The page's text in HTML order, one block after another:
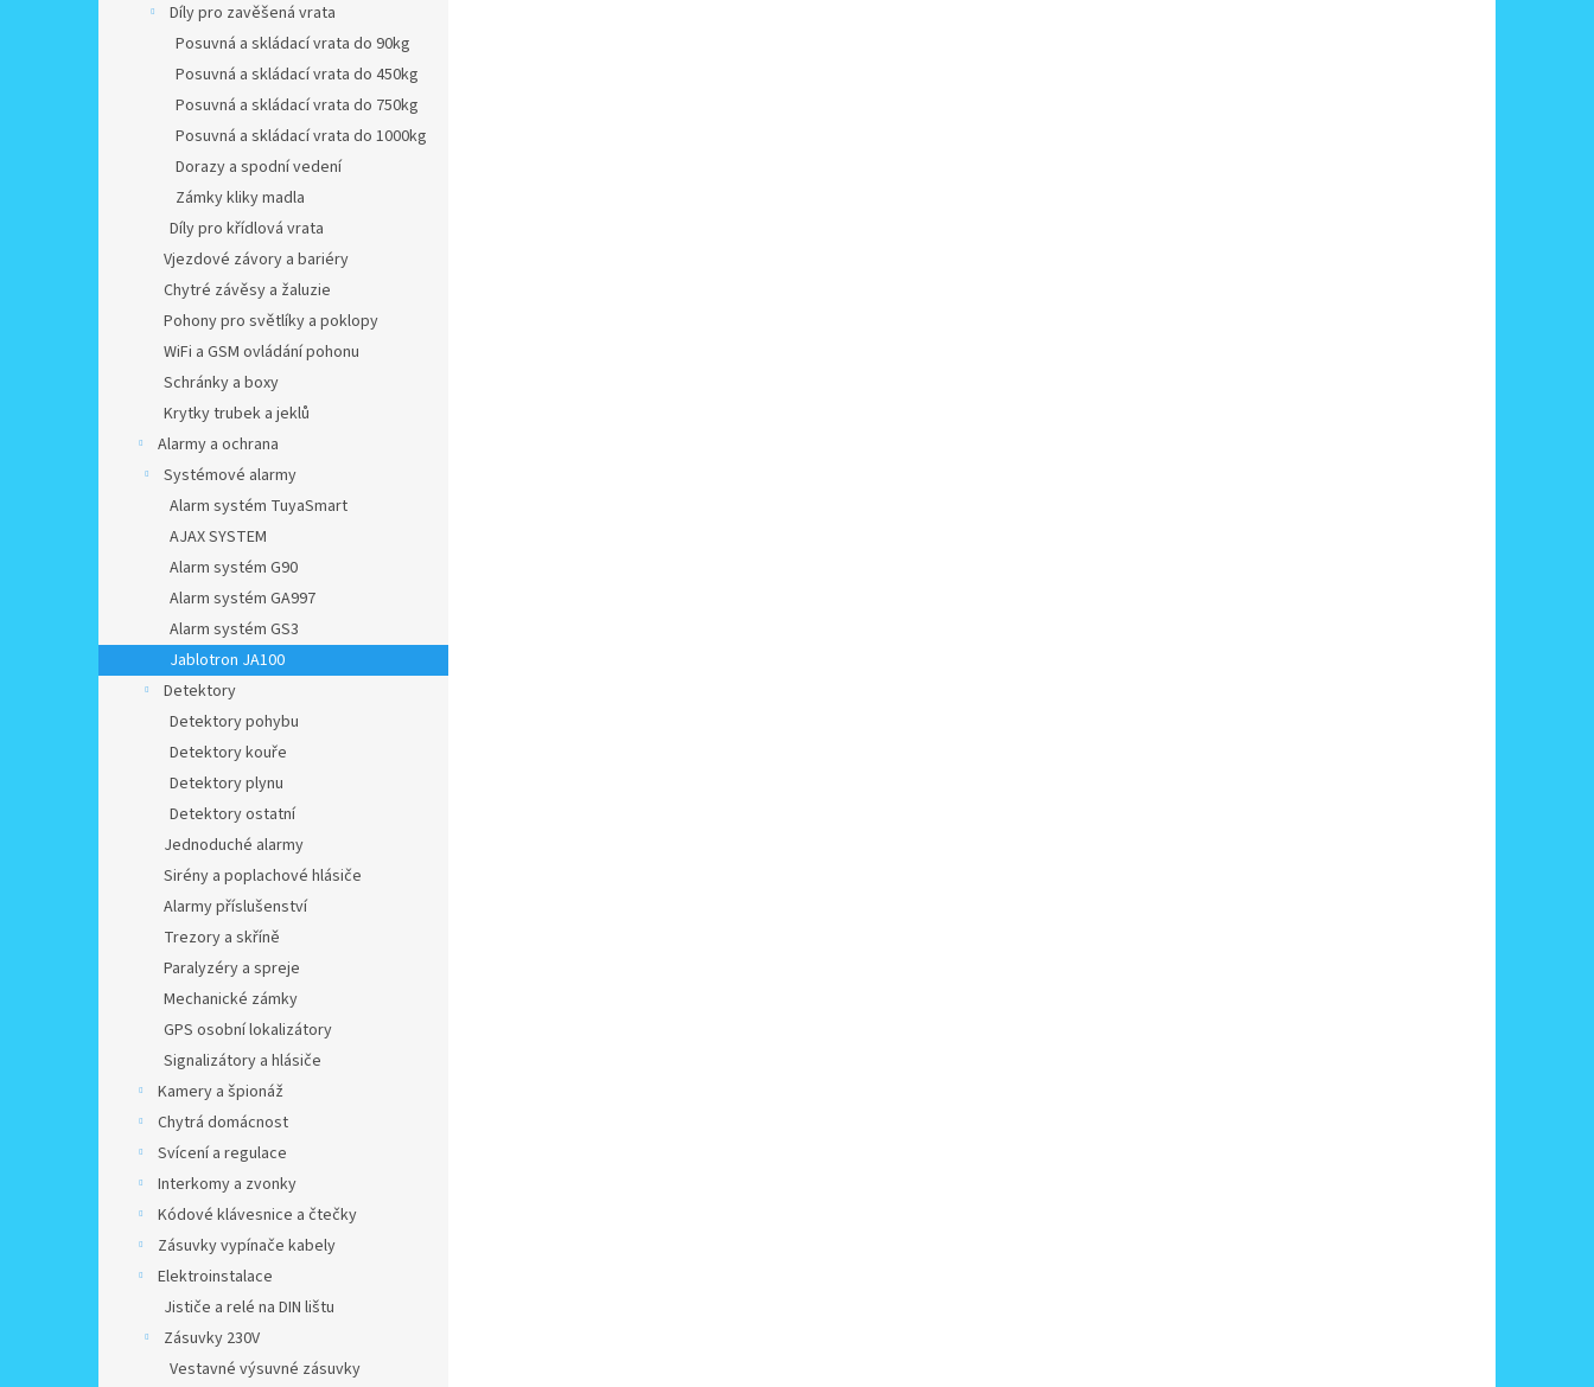
Díly pro zavěšená vrata
Posuvná a skládací vrata do 90kg
Posuvná a skládací vrata do 450kg
Posuvná a skládací vrata do 750kg
Posuvná a skládací vrata do 1000kg
Dorazy a spodní vedení
Zámky kliky madla
Díly pro křídlová vrata
Vjezdové závory a bariéry
Chytré závěsy a žaluzie
Pohony pro světlíky a poklopy
WiFi a GSM ovládání pohonu
Schránky a boxy
Krytky trubek a jeklů
Alarmy a ochrana
Systémové alarmy
Alarm systém TuyaSmart
AJAX SYSTEM
Alarm systém G90
Alarm systém GA997
Alarm systém GS3
Jablotron JA100
Detektory
Detektory pohybu
Detektory kouře
Detektory plynu
Detektory ostatní
Jednoduché alarmy
Sirény a poplachové hlásiče
Alarmy příslušenství
Trezory a skříně
Paralyzéry a spreje
Mechanické zámky
GPS osobní lokalizátory
Signalizátory a hlásiče
Kamery a špionáž
Chytrá domácnost
Svícení a regulace
Interkomy a zvonky
Kódové klávesnice a čtečky
Zásuvky vypínače kabely
Elektroinstalace
Jističe a relé na DIN lištu
Zásuvky 230V
Vestavné výsuvné zásuvky